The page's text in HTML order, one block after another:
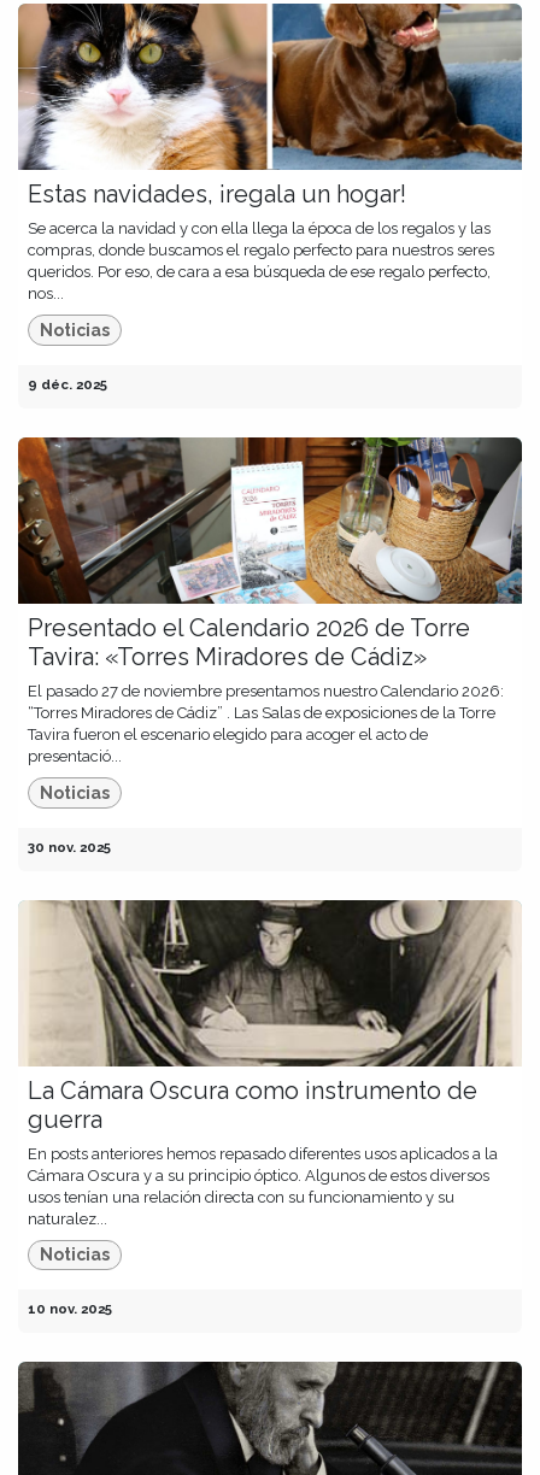
Estas navidades, ¡regala un hogar!
Se acerca la navidad y con ella llega la época de los regalos y las
compras, donde buscamos el regalo perfecto para nuestros seres
queridos. Por eso, de cara a esa búsqueda de ese regalo perfecto,
nos...
Noticias
9 déc. 2025
Presentado el Calendario 2026 de Torre
Tavira: «Torres Miradores de Cádiz»
El pasado 27 de noviembre presentamos nuestro Calendario 2026:
“Torres Miradores de Cádiz” . Las Salas de exposiciones de la Torre
Tavira fueron el escenario elegido para acoger el acto de
presentació...
Noticias
30 nov. 2025
La Cámara Oscura como instrumento de
guerra
En posts anteriores hemos repasado diferentes usos aplicados a la
Cámara Oscura y a su principio óptico. Algunos de estos diversos
usos tenían una relación directa con su funcionamiento y su
naturalez...
Noticias
10 nov. 2025